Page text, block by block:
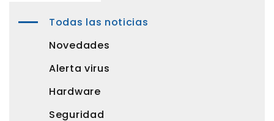
Todas las noticias
Novedades
Alerta virus
Hardware
Seguridad